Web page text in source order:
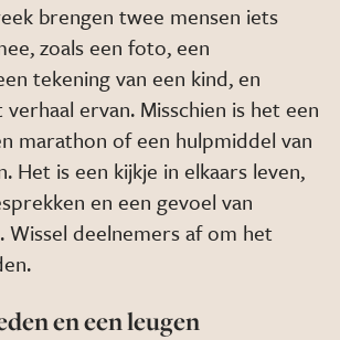
brengen twee mensen iets
zoals een foto, een
tekening van een kind, en
ervan. Misschien is het een
marathon of een hulpmiddel van
Het is een kijkje in elkaars leven,
en een gevoel van
Wissel deelnemers af om het
en een leugen